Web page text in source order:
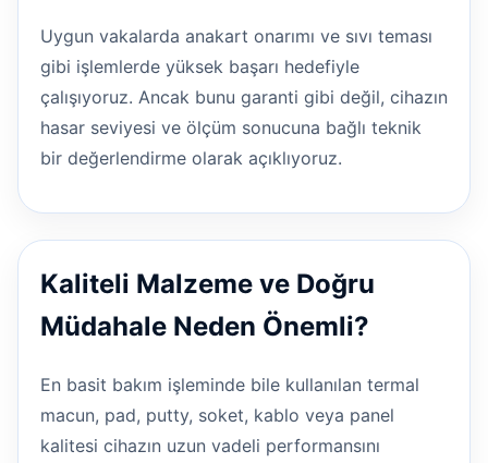
Uygun vakalarda anakart onarımı ve sıvı teması
gibi işlemlerde yüksek başarı hedefiyle
çalışıyoruz. Ancak bunu garanti gibi değil, cihazın
hasar seviyesi ve ölçüm sonucuna bağlı teknik
bir değerlendirme olarak açıklıyoruz.
Kaliteli Malzeme ve Doğru
Müdahale Neden Önemli?
En basit bakım işleminde bile kullanılan termal
macun, pad, putty, soket, kablo veya panel
kalitesi cihazın uzun vadeli performansını